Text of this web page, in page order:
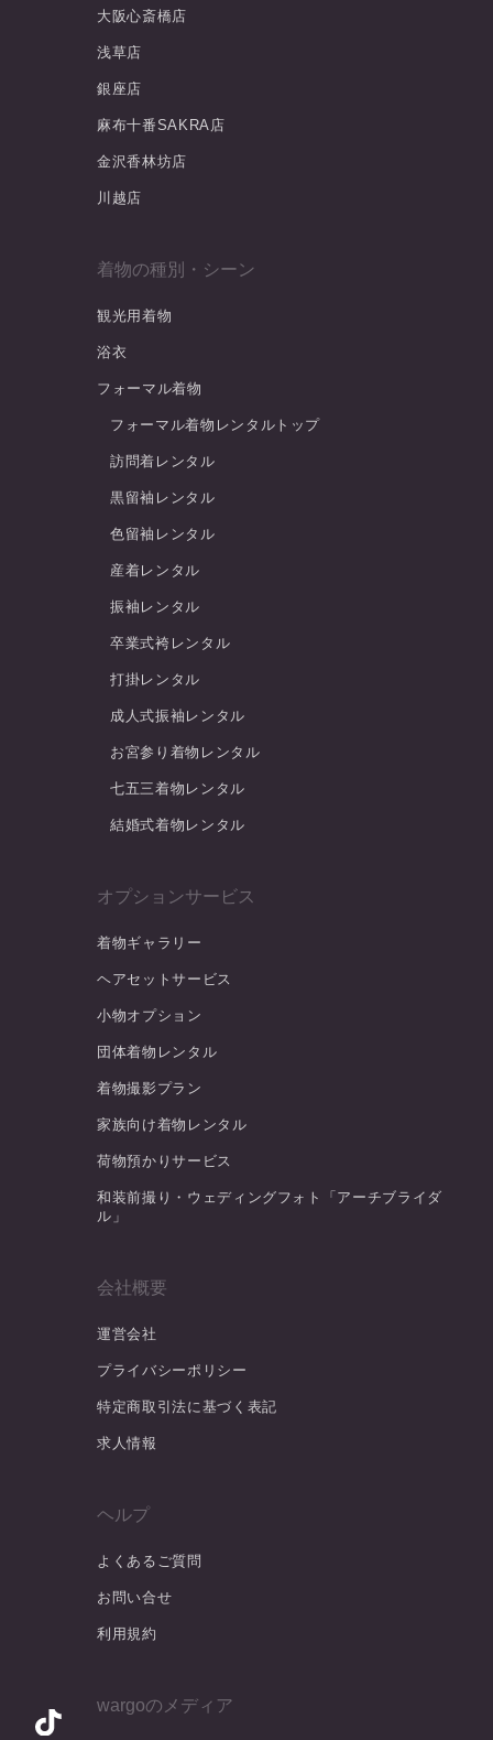
大阪心斎橋店
浅草店
銀座店
麻布十番SAKRA店
金沢香林坊店
川越店
着物の種別・シーン
観光用着物
浴衣
フォーマル着物
フォーマル着物レンタルトップ
訪問着レンタル
黒留袖レンタル
色留袖レンタル
産着レンタル
振袖レンタル
卒業式袴レンタル
打掛レンタル
成人式振袖レンタル
お宮参り着物レンタル
七五三着物レンタル
結婚式着物レンタル
オプションサービス
着物ギャラリー
ヘアセットサービス
小物オプション
団体着物レンタル
着物撮影プラン
家族向け着物レンタル
荷物預かりサービス
和装前撮り・ウェディングフォト「アーチブライダ
ル」
会社概要
運営会社
プライバシーポリシー
特定商取引法に基づく表記
求人情報
ヘルプ
よくあるご質問
お問い合せ
利用規約
wargoのメディア